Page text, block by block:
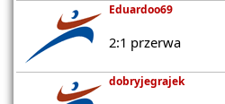
Eduardoo69
2:1 przerwa
dobryjegrajek